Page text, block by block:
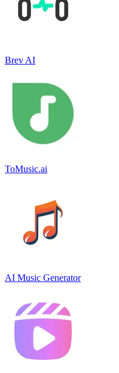
Brev AI
ToMusic.ai
AI Music Generator